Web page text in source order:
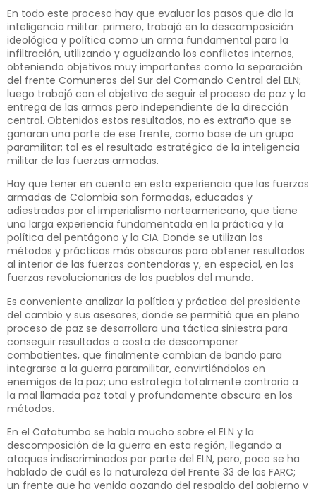
En todo este proceso hay que evaluar los pasos que dio la
inteligencia militar: primero, trabajó en la descomposición
ideológica y política como un arma fundamental para la
infiltración, utilizando y agudizando los conflictos internos,
obteniendo objetivos muy importantes como la separación
del frente Comuneros del Sur del Comando Central del ELN;
luego trabajó con el objetivo de seguir el proceso de paz y la
entrega de las armas pero independiente de la dirección
central. Obtenidos estos resultados, no es extraño que se
ganaran una parte de ese frente, como base de un grupo
paramilitar; tal es el resultado estratégico de la inteligencia
militar de las fuerzas armadas.
Hay que tener en cuenta en esta experiencia que las fuerzas
armadas de Colombia son formadas, educadas y
adiestradas por el imperialismo norteamericano, que tiene
una larga experiencia fundamentada en la práctica y la
política del pentágono y la CIA. Donde se utilizan los
métodos y prácticas más obscuras para obtener resultados
al interior de las fuerzas contendoras y, en especial, en las
fuerzas revolucionarias de los pueblos del mundo.
Es conveniente analizar la política y práctica del presidente
del cambio y sus asesores; donde se permitió que en pleno
proceso de paz se desarrollara una táctica siniestra para
conseguir resultados a costa de descomponer
combatientes, que finalmente cambian de bando para
integrarse a la guerra paramilitar, convirtiéndolos en
enemigos de la paz; una estrategia totalmente contraria a
la mal llamada paz total y profundamente obscura en los
métodos.
En el Catatumbo se habla mucho sobre el ELN y la
descomposición de la guerra en esta región, llegando a
ataques indiscriminados por parte del ELN, pero, poco se ha
hablado de cuál es la naturaleza del Frente 33 de las FARC;
un frente que ha venido gozando del respaldo del gobierno y